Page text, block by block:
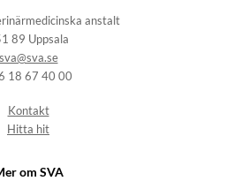
anstalt
89 Uppsala
sva@sva.se
18 67 40 00
Kontakt
Hitta hit
om SVA